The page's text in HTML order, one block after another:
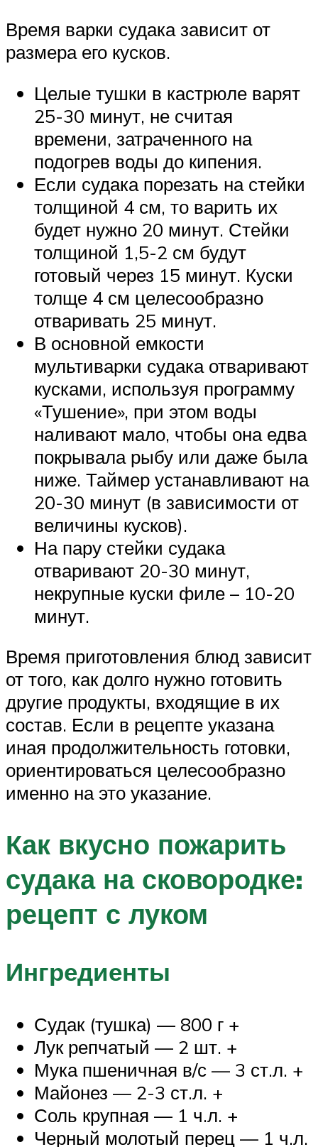
Время варки судака зависит от
размера его кусков.
Целые тушки в кастрюле варят
25-30 минут, не считая
времени, затраченного на
подогрев воды до кипения.
Если судака порезать на стейки
толщиной 4 см, то варить их
будет нужно 20 минут. Стейки
толщиной 1,5-2 см будут
готовый через 15 минут. Куски
толще 4 см целесообразно
отваривать 25 минут.
В основной емкости
мультиварки судака отваривают
кусками, используя программу
«Тушение», при этом воды
наливают мало, чтобы она едва
покрывала рыбу или даже была
ниже. Таймер устанавливают на
20-30 минут (в зависимости от
величины кусков).
На пару стейки судака
отваривают 20-30 минут,
некрупные куски филе – 10-20
минут.
Время приготовления блюд зависит
от того, как долго нужно готовить
другие продукты, входящие в их
состав. Если в рецепте указана
иная продолжительность готовки,
ориентироваться целесообразно
именно на это указание.
Как вкусно пожарить
судака на сковородке:
рецепт с луком
Ингредиенты
Судак (тушка) — 800 г +
Лук репчатый — 2 шт. +
Мука пшеничная в/с — 3 ст.л. +
Майонез — 2-3 ст.л. +
Соль крупная — 1 ч.л. +
Черный молотый перец — 1 ч.л.